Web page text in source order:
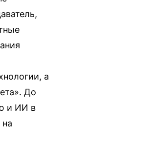
а
До
и ИИ в